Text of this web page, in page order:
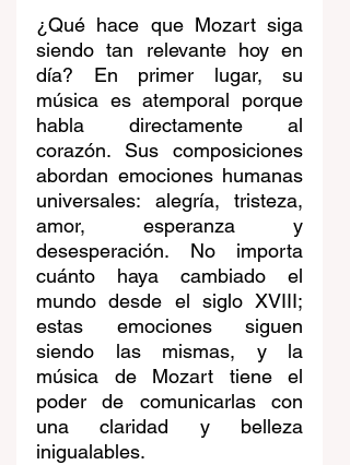
¿Qué hace que Mozart siga
siendo tan relevante hoy en
día? En primer lugar, su
música es atemporal porque
habla directamente al
corazón. Sus composiciones
abordan emociones humanas
universales: alegría, tristeza,
amor, esperanza y
desesperación. No importa
cuánto haya cambiado el
mundo desde el siglo XVIII;
estas emociones siguen
siendo las mismas, y la
música de Mozart tiene el
poder de comunicarlas con
una claridad y belleza
inigualables.